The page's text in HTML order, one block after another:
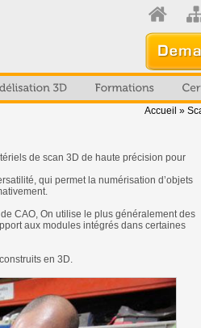
Accueil »
de scan 3D de haute précision pour
qui permet la numérisation d’objets
CAO, On utilise le plus généralement des
aux modules intégrés dans certaines
en 3D.